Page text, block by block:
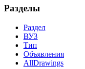
Разделы
Раздел
ВУЗ
Тип
Объявления
AllDrawings